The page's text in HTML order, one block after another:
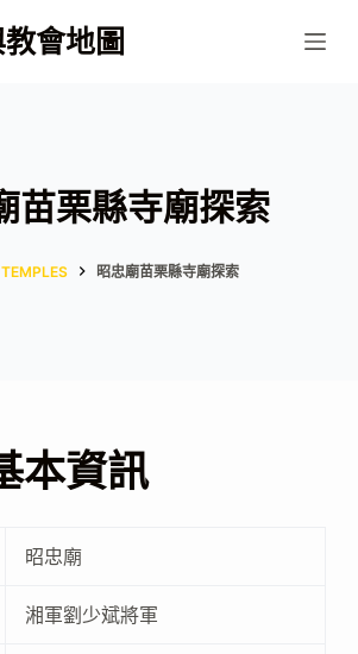
會地圖
苗栗縣寺廟探索
TEMPLES 昭忠廟苗栗縣寺廟探索
本資訊
昭忠廟
湘軍劉少斌將軍